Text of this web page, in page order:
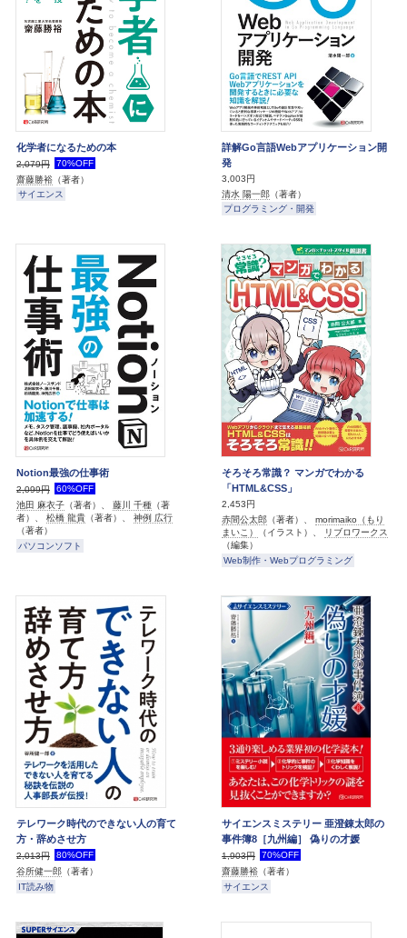
化学者になるための本
2,079円
70%OFF
齋藤勝裕 （著者）
サイエンス
詳解Go言語Webアプリケーション開
発
3,003円
清水 陽一郎 （著者）
プログラミング・開発
Notion最強の仕事術
2,099円
60%OFF
池田 麻衣子 （著者）、 藤川 千種 （著
者）、 松橋 龍貴 （著者）、 神例 広行
（著者）
パソコンソフト
そろそろ常識？ マンガでわかる
「HTML&CSS」
2,453円
赤間公太郎 （著者）、 morimaiko（もり
まいこ）
（イラスト）、
リブロワークス
（編集）
Web制作・Webプログラミング
テレワーク時代のできない人の育て
方・辞めさせ方
2,013円
80%OFF
谷所健一郎 （著者）
IT読み物
サイエンスミステリー 亜澄錬太郎の
事件簿8［九州編］ 偽りの才媛
1,903円
70%OFF
齋藤勝裕 （著者）
サイエンス